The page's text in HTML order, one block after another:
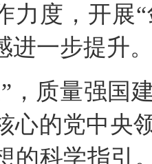
力度，开展
进一步提升
，质量强国
心的党中央
的科学指引